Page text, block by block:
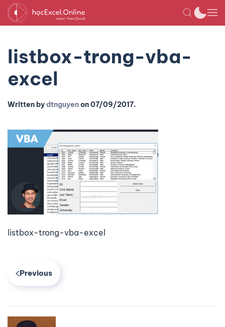
listbox-trong-vba-
excel
Written bydtnguyenon07/09/2017.
listbox-trong-vba-excel
Previous